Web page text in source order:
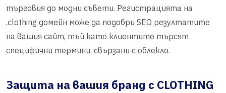
търговия до модни съвети. Регистрацията на
.clothing домейн може да подобри SEO резултатите
на вашия сайт, тъй като клиентите търсят
специфични термини, свързани с облекло.
Защита на вашия бранд с CLOTHING